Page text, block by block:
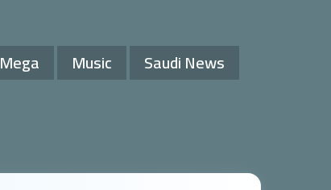
Mega Music
Saudi News